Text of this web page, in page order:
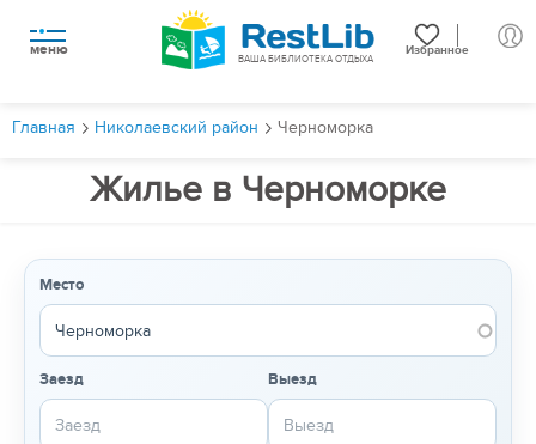
меню Избранное
ВАША БИБЛИОТЕКА ОТДЫХА
Главная Николаевский район Черноморка
Жилье в Черноморке
Место
Заезд Выезд